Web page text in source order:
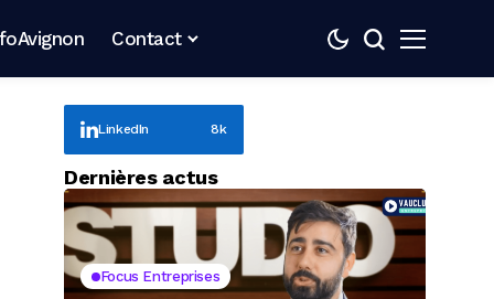
Contact
LinkedIn 8k
Dernières actus
Focus Entreprises